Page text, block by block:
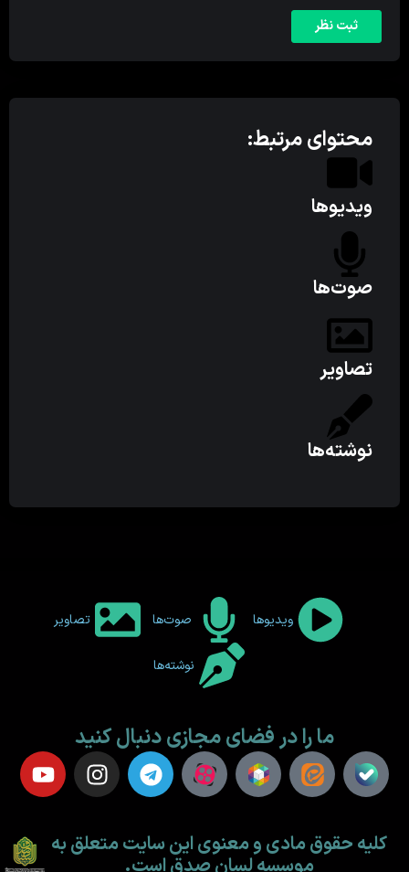
محتوای مرتبط:
ویدیوها
صوت‌ها
تصاویر
نوشته‌ها
ویدیوها صوت‌ها تصاویر
نوشته‌ها
ما را در فضای مجازی دنبال کنید
کلیه حقوق مادی و معنوی این سایت متعلق به